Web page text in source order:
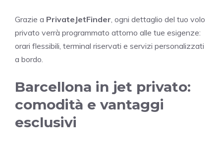
Grazie a PrivateJetFinder, ogni dettaglio del tuo volo
privato verrà programmato attorno alle tue esigenze:
orari flessibili, terminal riservati e servizi personalizzati
a bordo.
Barcellona in jet privato:
comodità e vantaggi
esclusivi